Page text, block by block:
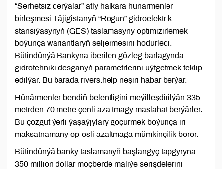
“Serhetsiz derýalar” atly halkara hünärmenler
birleşmesi Täjigistanyň “Rogun” gidroelektrik
stansiýasynyň (GES) taslamasyny optimizirlemek
boýunça wariantlaryň seljermesini hödürledi.
Bütindünýä Bankyna iberilen gözleg barlagynda
gidrotehniki desganyň parametrlerini üýtgetmek teklip
edilýär. Bu barada rivers.help neşiri habar berýär.
Hünärmenler bendiň belentligini meýilleşdirilýän 335
metrden 70 metre çenli azaltmagy maslahat berýärler.
Bu çözgüt ýerli ýaşaýjylary göçürmek boýunça iri
maksatnamany ep-esli azaltmaga mümkinçilik berer.
Bütindünýä banky taslamanyň başlangyç tapgyryna
350 million dollar möçberde maliýe serişdelerini